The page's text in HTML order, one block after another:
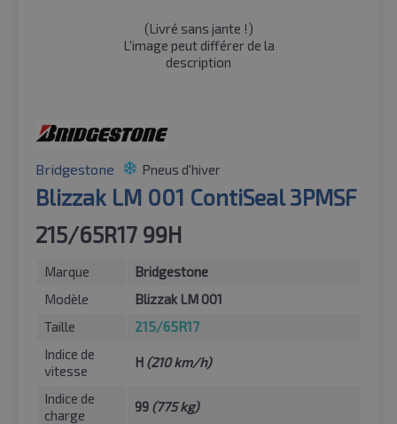
(Livré sans jante !)
L'image peut différer de la
description
Bridgestone Pneus d'hiver
Blizzak LM 001 ContiSeal 3PMSF
215/65R17 99H
Marque
Bridgestone
Modèle
Blizzak LM 001
Taille
215/65R17
Indice de
vitesse
H (210 km/h)
Indice de
charge
99 (775 kg)